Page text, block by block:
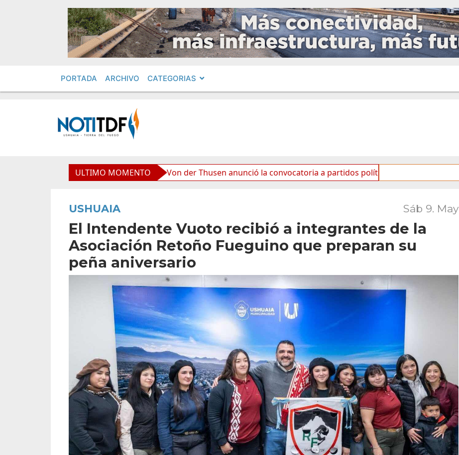
PORTADA ARCHIVO CATEGORIAS
ULTIMO MOMENTO
boliviana”, afirmó Becerra Von der Thusen anunció la convocatoria a partidos políticos por «ficha limpia»
USHUAIA Sáb 9. May
El Intendente Vuoto recibió a integrantes de la
Asociación Retoño Fueguino que preparan su
peña aniversario